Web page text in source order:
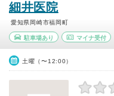
細井医院
愛知県岡崎市福岡町
駐車場あり マイナ受付
土曜（〜12:00）